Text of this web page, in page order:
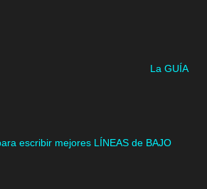
La GUÍA
escribir mejores LÍNEAS de BAJO